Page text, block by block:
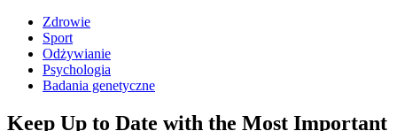
Zdrowie
Sport
Odżywianie
Psychologia
Badania genetyczne
Keep Up to Date with the Most Important